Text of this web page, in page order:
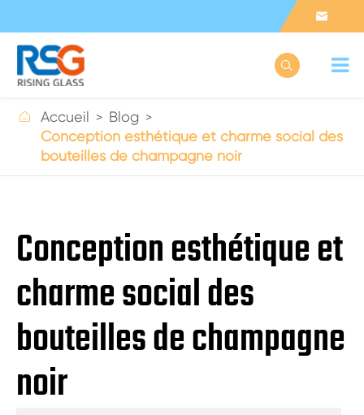


 Accueil
Blog
Conception esthétique et charme social des
bouteilles de champagne noir
Conception esthétique et
charme social des
bouteilles de champagne
noir